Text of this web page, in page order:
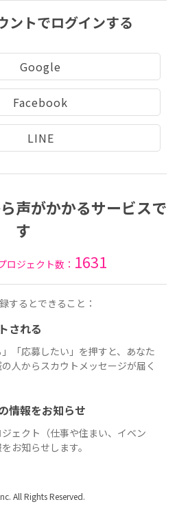
ントでログインする
Google
Facebook
LINE
声がかかるサービスで
す
ロジェクト数： 1631
するとできること：
される
「応募したい」を押すと、あなた
人からスカウトメッセージが届く
情報をお知らせ
ェクト（仕事や住まい、イベン
お知らせします。
All Rights Reserved.